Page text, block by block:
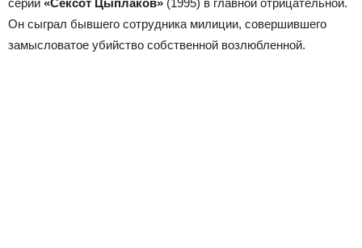
Он сыграл бывшего сотрудника милиции, совершившего
замысловатое убийство собственной возлюбленной.